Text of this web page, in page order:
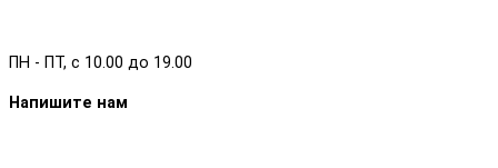
ПН - ПТ, с 10.00 до 19.00
Напишите нам